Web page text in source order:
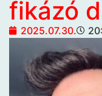
fikázó
2025.07.30.